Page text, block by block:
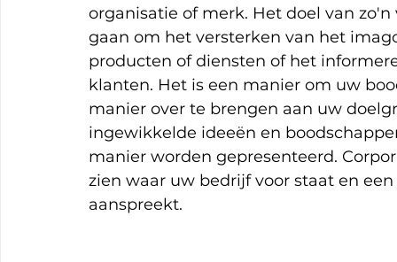
organisatie of merk. Het doel van
gaan om het versterken van het
producten of diensten of het
klanten. Het is een manier om uw
manier over te brengen aan uw
ingewikkelde ideeën en
manier worden gepresenteerd.
zien waar uw bedrijf voor staat en
aanspreekt.